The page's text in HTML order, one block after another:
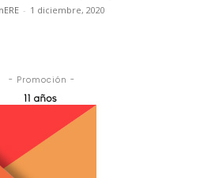
- 1 diciembre, 2020
- Promoción -